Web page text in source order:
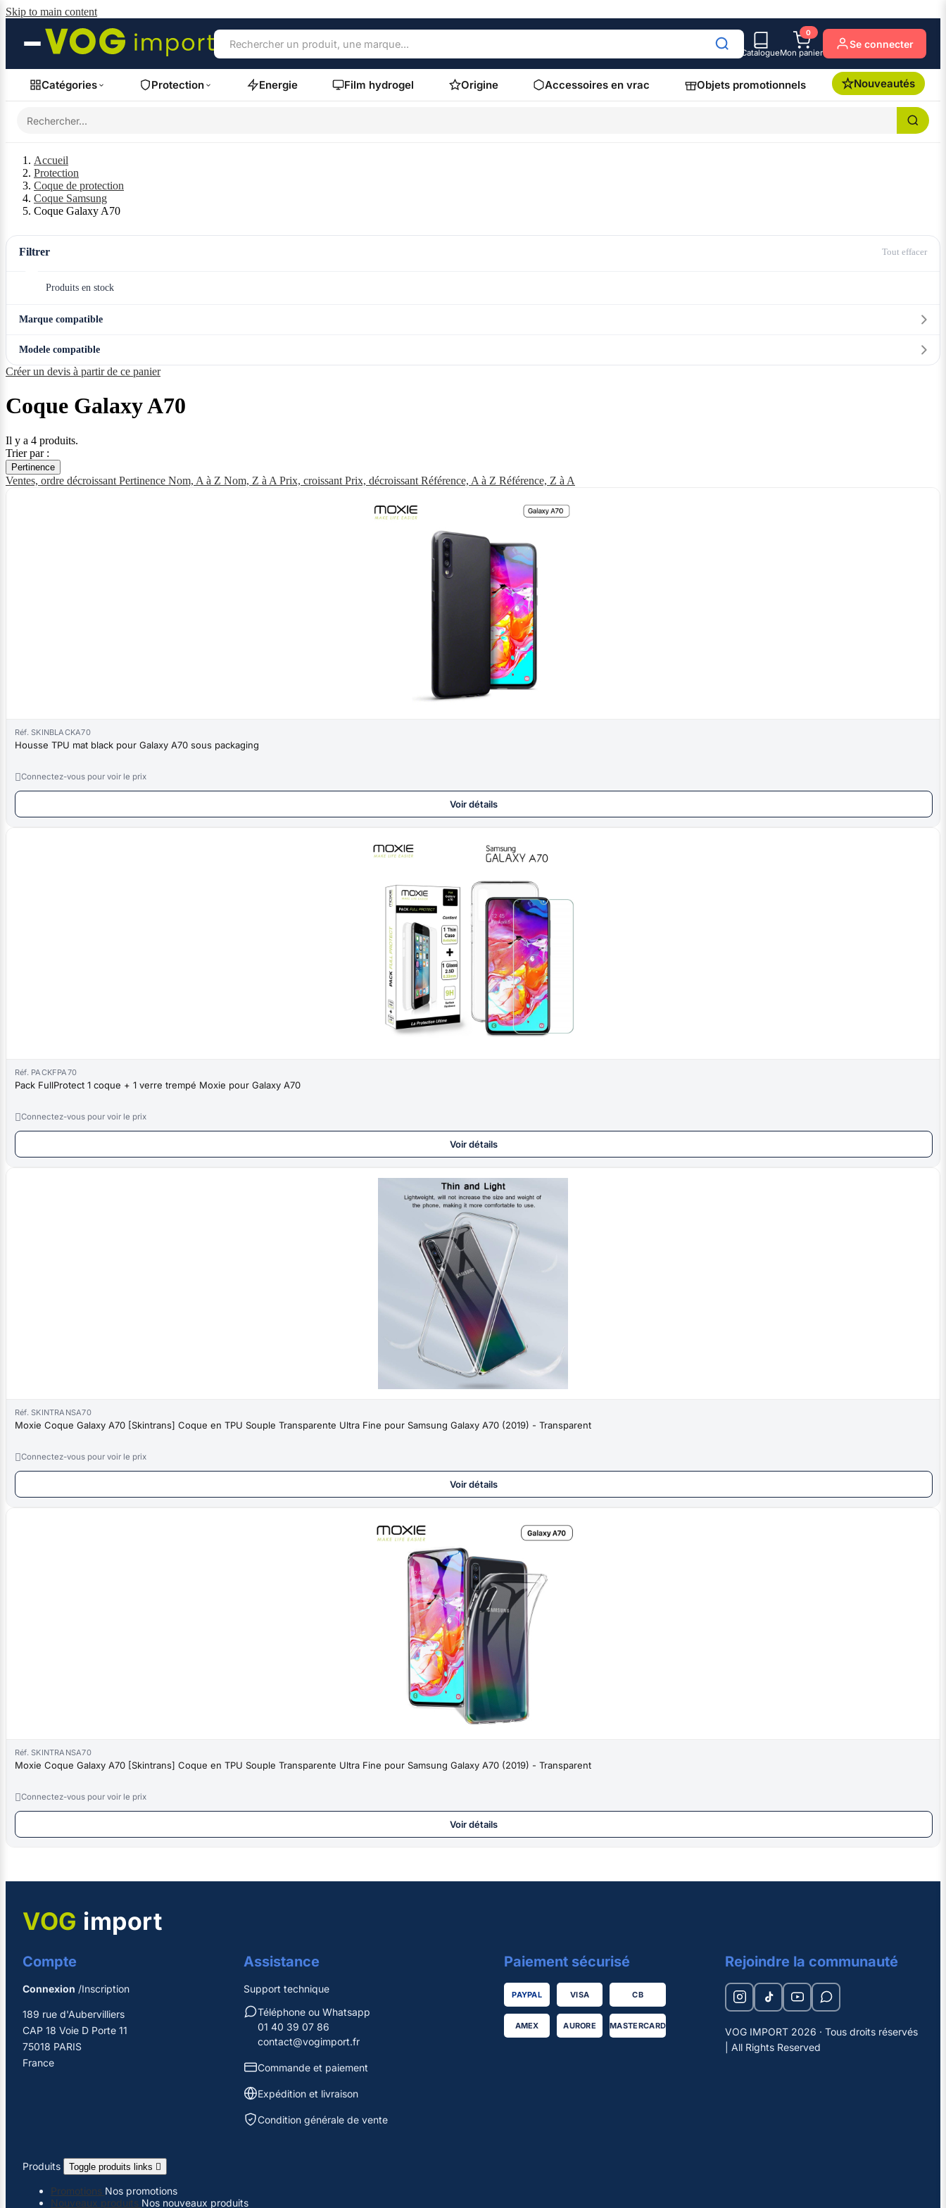
Skip to main content
Catalogue
0
Mon panier
Se connecter
Catégories Protection Energie Film hydrogel Origine Accessoires en vrac Objets promotionnels Nouveautés
Accueil
Protection
Coque de protection
Coque Samsung
Coque Galaxy A70
Filtrer Tout effacer
Produits en stock
Marque compatible
Modele compatible
Créer un devis à partir de ce panier
Coque Galaxy A70
Il y a 4 produits.
Trier par :
Pertinence
Ventes, ordre décroissant Pertinence Nom, A à Z Nom, Z à A Prix, croissant Prix, décroissant Référence, A à Z Référence, Z à A
Réf. SKINBLACKA70
Housse TPU mat black pour Galaxy A70 sous packaging
Connectez-vous pour voir le prix
Voir détails
Réf. PACKFPA70
Pack FullProtect 1 coque + 1 verre trempé Moxie pour Galaxy A70
Connectez-vous pour voir le prix
Voir détails
Réf. SKINTRANSA70
Moxie Coque Galaxy A70 [Skintrans] Coque en TPU Souple Transparente Ultra Fine pour Samsung Galaxy A70 (2019) - Transparent
Connectez-vous pour voir le prix
Voir détails
Réf. SKINTRANSA70
Moxie Coque Galaxy A70 [Skintrans] Coque en TPU Souple Transparente Ultra Fine pour Samsung Galaxy A70 (2019) - Transparent
Connectez-vous pour voir le prix
Voir détails
VOG import
Compte
Connexion /Inscription
189 rue d'Aubervilliers
CAP 18 Voie D Porte 11
75018 PARIS
France
Assistance
Support technique
Téléphone ou Whatsapp
01 40 39 07 86
contact@vogimport.fr
Commande et paiement
Expédition et livraison
Condition générale de vente
Paiement sécurisé
PAYPAL VISA CB
AMEX AURORE MASTERCARD
Rejoindre la communauté
VOG IMPORT 2026 · Tous droits réservés
| All Rights Reserved
Produits Toggle produits links 
Promotions Nos promotions
Nouveaux produits Nos nouveaux produits